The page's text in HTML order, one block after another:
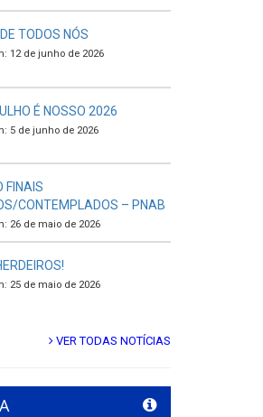
TODOS NÓS
12 de junho de 2026
É NOSSO 2026
5 de junho de 2026
FINAIS
CONTEMPLADOS – PNAB
26 de maio de 2026
25 de maio de 2026
VER TODAS NOTÍCIAS